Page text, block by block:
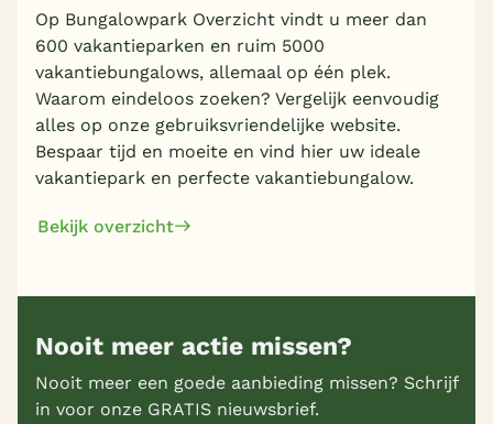
Op Bungalowpark Overzicht vindt u meer dan
600 vakantieparken en ruim 5000
vakantiebungalows, allemaal op één plek.
Waarom eindeloos zoeken? Vergelijk eenvoudig
alles op onze gebruiksvriendelijke website.
Bespaar tijd en moeite en vind hier uw ideale
vakantiepark en perfecte vakantiebungalow.
Bekijk overzicht
Nooit meer actie missen?
Nooit meer een goede aanbieding missen? Schrijf
in voor onze GRATIS nieuwsbrief.